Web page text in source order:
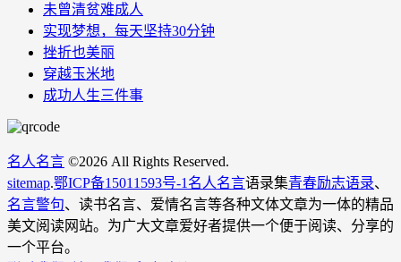
未曾清贫难成人
实现梦想，每天坚持30分钟
挫折也美丽
穿越玉米地
成功人生三件事
名人名言 ©2026 All Rights Reserved.
sitemap.鄂ICP备15011593号-1 名人名言语录集青春励志语录、
名言警句、读书名言、爱情名言等各种文体文章为一体的精品
美文阅读网站。为广大文章爱好者提供一个便于阅读、分享的
一个平台。